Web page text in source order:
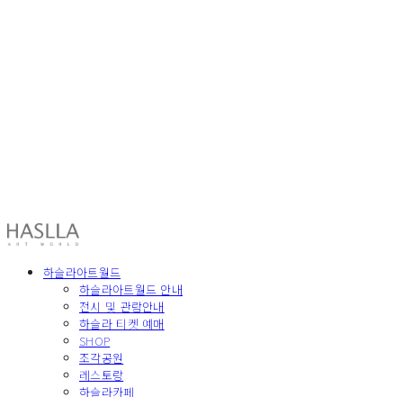
하슬라아트월드
하슬라아트월드 안내
전시 및 관람안내
하슬라 티켓 예매
SHOP
조각공원
레스토랑
하슬라카페